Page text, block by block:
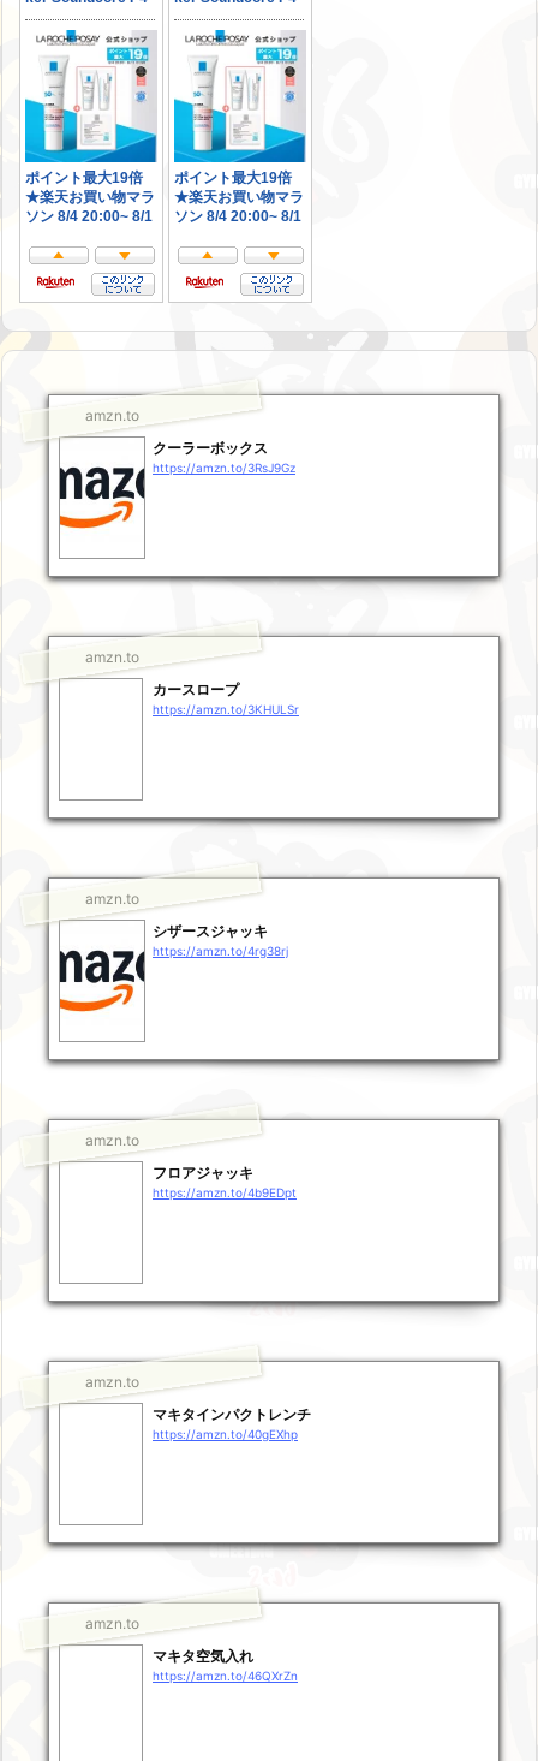
amzn.to
クーラーボックス
https://amzn.to/3RsJ9Gz
amzn.to
カースロープ
https://amzn.to/3KHULSr
amzn.to
シザースジャッキ
https://amzn.to/4rg38rj
amzn.to
フロアジャッキ
https://amzn.to/4b9EDpt
amzn.to
マキタインパクトレンチ
https://amzn.to/40gEXhp
amzn.to
マキタ空気入れ
https://amzn.to/46QXrZn